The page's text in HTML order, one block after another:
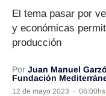
Lechería
Tecnología
Maquinaria agrícola
Agenda
Regionales
El tema pasar por
y económicas
producción
Por Juan Manuel
Fundación
12 de mayo 2023 · 06:00hs